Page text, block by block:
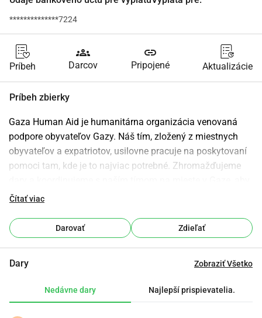
**************7224
Príbeh
groups
Darcov
link
Pripojené Aktualizácie
Príbeh zbierky
Gaza Human Aid je humanitárna organizácia venovaná
podpore obyvateľov Gazy. Náš tím, zložený z miestnych
obyvateľov a expatriotov, usilovne pracuje na poskytovaní
pomoci tam, kde je to najviac potrebné. Zhromažďujeme
sme zabezpečili efektívne a účinné rozdelenie zdrojov
Naša misia je komplexná: snažíme sa pomôcť každému
regiónu a vzali sme iniciatívu na to, aby sme vytvorili
Pásma Gazy a rozhodli sme sa viesť príkladom.
Čítať viac
Darovať Zdieľať
Dary Zobraziť Všetko
Nedávne dary Najlepší prispievatelia.